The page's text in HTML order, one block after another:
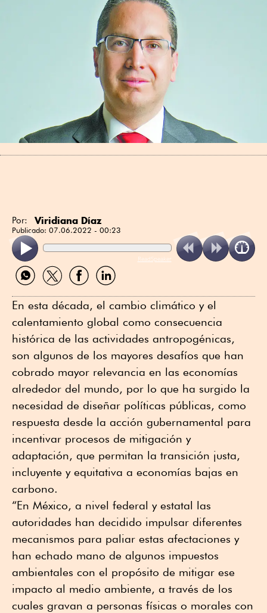
Por: Viridiana Díaz
Publicado: 07.06.2022 - 00:23
ReadSpeaker
Compartir
por
Compartir
por
Compartir
por
Compartir
por
En esta década, el cambio climático y el
calentamiento global como consecuencia
histórica de las actividades antropogénicas,
son algunos de los mayores desafíos que han
cobrado mayor relevancia en las economías
alrededor del mundo, por lo que ha surgido la
necesidad de diseñar políticas públicas, como
respuesta desde la acción gubernamental para
incentivar procesos de mitigación y
adaptación, que permitan la transición justa,
incluyente y equitativa a economías bajas en
carbono.
“En México, a nivel federal y estatal las
autoridades han decidido impulsar diferentes
mecanismos para paliar estas afectaciones y
han echado mano de algunos impuestos
ambientales con el propósito de mitigar ese
impacto al medio ambiente, a través de los
cuales gravan a personas físicas o morales con